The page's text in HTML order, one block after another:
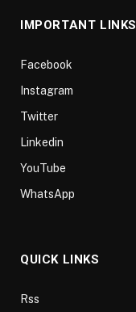
IMPORTANT LINKS
Facebook
Instagram
Twitter
Linkedin
YouTube
WhatsApp
QUICK LINKS
Rss